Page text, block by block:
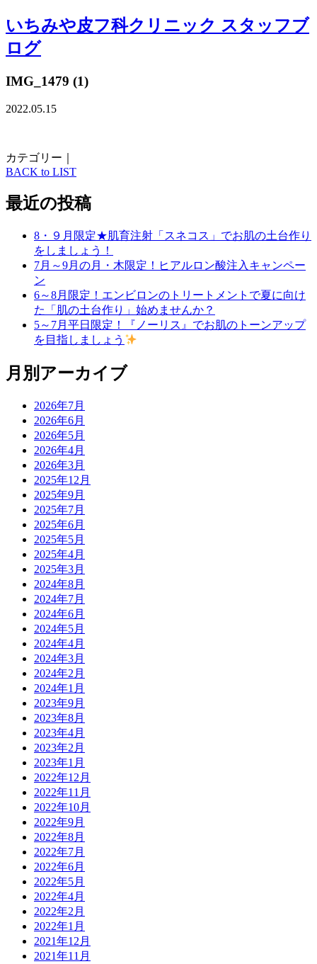
いちみや皮フ科クリニック スタッフブ
ログ
IMG_1479 (1)
2022.05.15
カテゴリー｜
BACK to LIST
最近の投稿
8・９月限定★肌育注射「スネコス」でお肌の土台作り
をしましょう！
7月～9月の月・木限定！ヒアルロン酸注入キャンペー
ン
6～8月限定！エンビロンのトリートメントで夏に向け
た「肌の土台作り」始めませんか？
5～7月平日限定！『ノーリス』でお肌のトーンアップ
を目指しましょう
月別アーカイブ
2026年7月
2026年6月
2026年5月
2026年4月
2026年3月
2025年12月
2025年9月
2025年7月
2025年6月
2025年5月
2025年4月
2025年3月
2024年8月
2024年7月
2024年6月
2024年5月
2024年4月
2024年3月
2024年2月
2024年1月
2023年9月
2023年8月
2023年4月
2023年2月
2023年1月
2022年12月
2022年11月
2022年10月
2022年9月
2022年8月
2022年7月
2022年6月
2022年5月
2022年4月
2022年2月
2022年1月
2021年12月
2021年11月